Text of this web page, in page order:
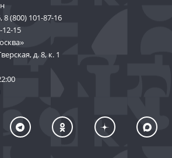
,8 (800) 101-87-16
12-15
д. 8, к. 1